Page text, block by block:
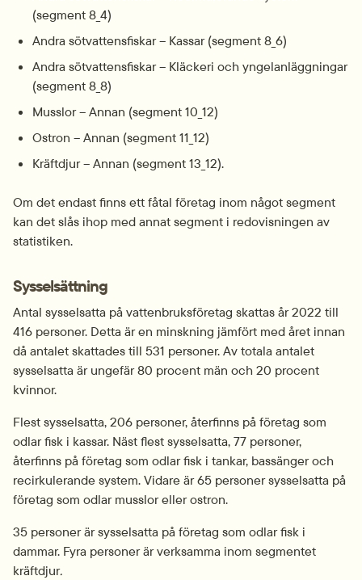
(segment 8_4)
Andra sötvattensfiskar – Kassar (segment 8_6)
Andra sötvattensfiskar – Kläckeri och yngelanläggningar
(segment 8_8)
Musslor – Annan (segment 10_12)
Ostron – Annan (segment 11_12)
Kräftdjur – Annan (segment 13_12).
Om det endast finns ett fåtal företag inom något segment
kan det slås ihop med annat segment i redovisningen av
statistiken.
Sysselsättning
Antal sysselsatta på vattenbruksföretag skattas år 2022 till
416 personer. Detta är en minskning jämfört med året innan
då antalet skattades till 531 personer. Av totala antalet
sysselsatta är ungefär 80 procent män och 20 procent
kvinnor.
Flest sysselsatta, 206 personer, återfinns på företag som
odlar fisk i kassar. Näst flest sysselsatta, 77 personer,
återfinns på företag som odlar fisk i tankar, bassänger och
recirkulerande system. Vidare är 65 personer sysselsatta på
företag som odlar musslor eller ostron.
35 personer är sysselsatta på företag som odlar fisk i
dammar. Fyra personer är verksamma inom segmentet
kräftdjur.